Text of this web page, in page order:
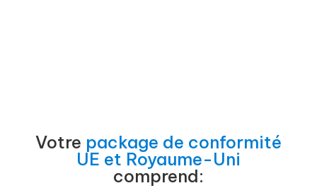
Votre package de conformité
UE et Royaume-Uni
comprend: